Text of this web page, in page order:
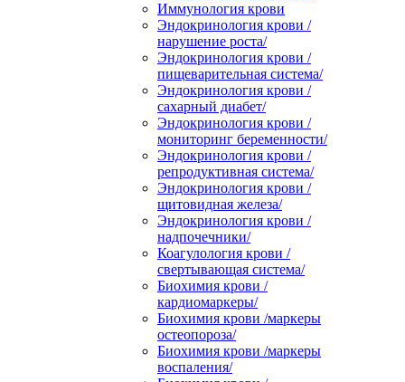
Иммунология крови
Эндокринология крови /
нарушение роста/
Эндокринология крови /
пищеварительная система/
Эндокринология крови /
сахарный диабет/
Эндокринология крови /
мониторинг беременности/
Эндокринология крови /
репродуктивная система/
Эндокринология крови /
щитовидная железа/
Эндокринология крови /
надпочечники/
Коагулология крови /
свертывающая система/
Биохимия крови /
кардиомаркеры/
Биохимия крови /маркеры
остеопороза/
Биохимия крови /маркеры
воспаления/